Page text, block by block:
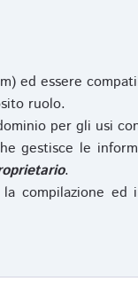
ed essere
ruolo.
per gli usi
gestisce le
.
compilazione